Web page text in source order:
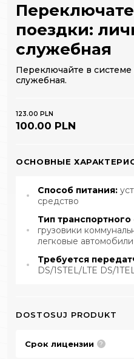
поездки:
служебная
Переключайте в
служебная.
123.00 PLN
100.00 PLN
ОСНОВНЫЕ
Способ питания:
средство
Тип транспортного
грузовики
легковые
Требуется
DS/1STEL/LTE DS/
DOSTOSUJ PRODUKT
Срок лицензии ?